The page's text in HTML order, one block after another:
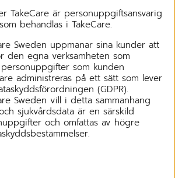
TakeCare är personuppgiftsansvarig
behandlas i TakeCare.
Sweden uppmanar sina kunder att
den egna verksamheten som
som kunden
administreras på ett sätt som lever
(GDPR).
Sweden vill i detta sammanhang
sjukvårdsdata är en särskild
och omfattas av högre